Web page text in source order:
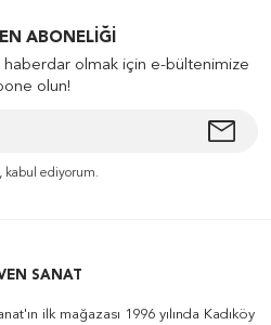
ABONELIĞI
haberdar olmak için e-bültenimize
olun!
kabul ediyorum.
SANAT
ilk mağazası 1996 yılında Kadıköy